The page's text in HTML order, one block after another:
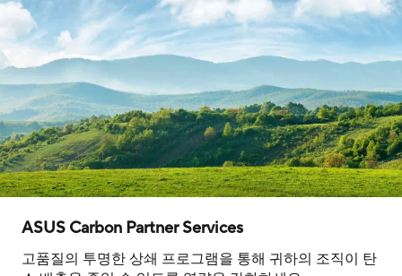
ASUS Carbon Partner Services
고품질의 투명한 상쇄 프로그램을 통해 귀하의 조직이 탄